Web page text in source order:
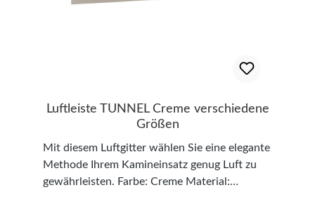
Luftleiste TUNNEL Creme verschiedene
Größen
Mit diesem Luftgitter wählen Sie eine elegante
Methode Ihrem Kamineinsatz genug Luft zu
gewährleisten. Farbe: Creme Material: